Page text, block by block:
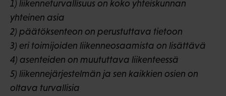
1) liikenneturvallisuus on koko yhteiskunnan
yhteinen asia
2) päätöksenteon on perustuttava tietoon
3) eri toimijoiden liikenneosaamista on lisättävä
4) asenteiden on muututtava liikenteessä
5) liikennejärjestelmän ja sen kaikkien osien on
oltava turvallisia